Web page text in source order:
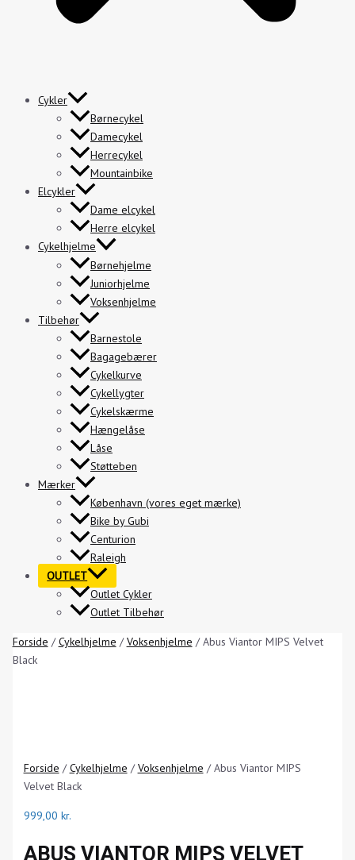
Cykler
Børnecykel
Damecykel
Herrecykel
Mountainbike
Elcykler
Dame elcykel
Herre elcykel
Cykelhjelme
Børnehjelme
Juniorhjelme
Voksenhjelme
Tilbehør
Barnestole
Bagagebærer
Cykelkurve
Cykellygter
Cykelskærme
Hængelåse
Låse
Støtteben
Mærker
København (vores eget mærke)
Bike by Gubi
Centurion
Raleigh
OUTLET
Outlet Cykler
Outlet Tilbehør
Forside /Cykelhjelme /Voksenhjelme / Abus Viantor MIPS Velvet
Black
Forside /Cykelhjelme /Voksenhjelme / Abus Viantor MIPS
Velvet Black
999,00 kr.
ABUS VIANTOR MIPS VELVET